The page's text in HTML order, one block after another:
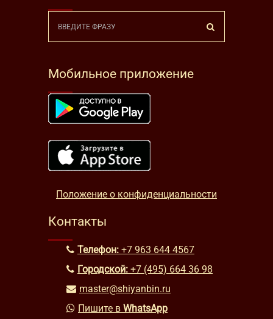
Мобильное приложение
Положение о конфиденциальности
Контакты
Телефон: +7 963 644 4567
Городской: +7 (495) 664 36 98
master@shiyanbin.ru
Пишите в WhatsApp